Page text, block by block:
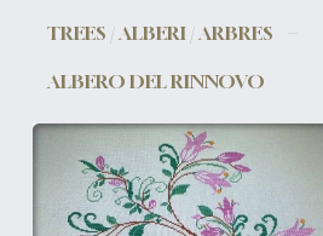
TREES / ALBERI / ARBRES
ALBERO DEL RINNOVO